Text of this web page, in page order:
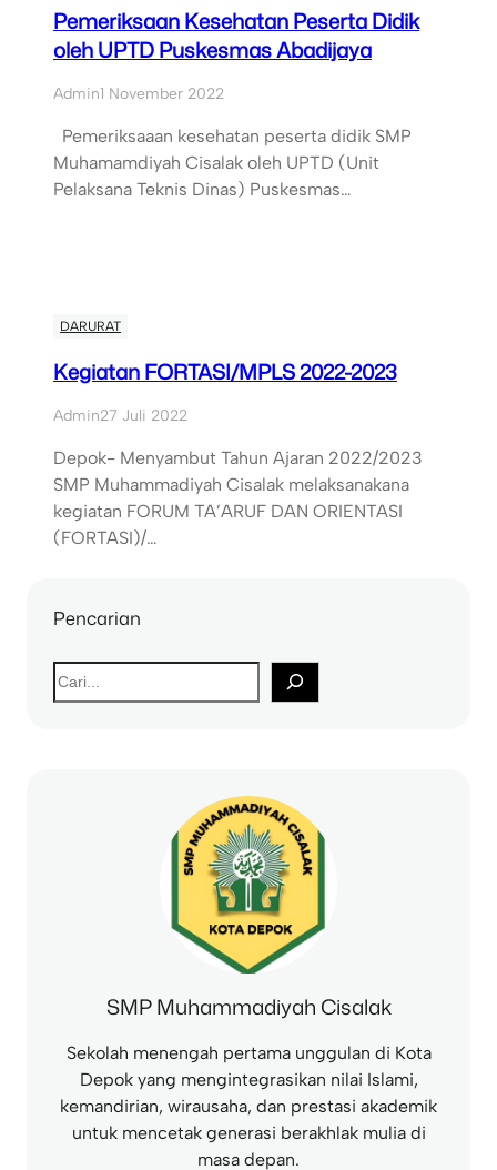
Pemeriksaan Kesehatan Peserta Didik
oleh UPTD Puskesmas Abadijaya
Admin1 November 2022
Pemeriksaaan kesehatan peserta didik SMP
Muhamamdiyah Cisalak oleh UPTD (Unit
Pelaksana Teknis Dinas) Puskesmas…
DARURAT
Kegiatan FORTASI/MPLS 2022-2023
Admin27 Juli 2022
Depok- Menyambut Tahun Ajaran 2022/2023
SMP Muhammadiyah Cisalak melaksanakana
kegiatan FORUM TA’ARUF DAN ORIENTASI
(FORTASI)/…
Pencarian
S
e
SMP Muhammadiyah Cisalak
Sekolah menengah pertama unggulan di Kota
Depok yang mengintegrasikan nilai Islami,
kemandirian, wirausaha, dan prestasi akademik
untuk mencetak generasi berakhlak mulia di
masa depan.